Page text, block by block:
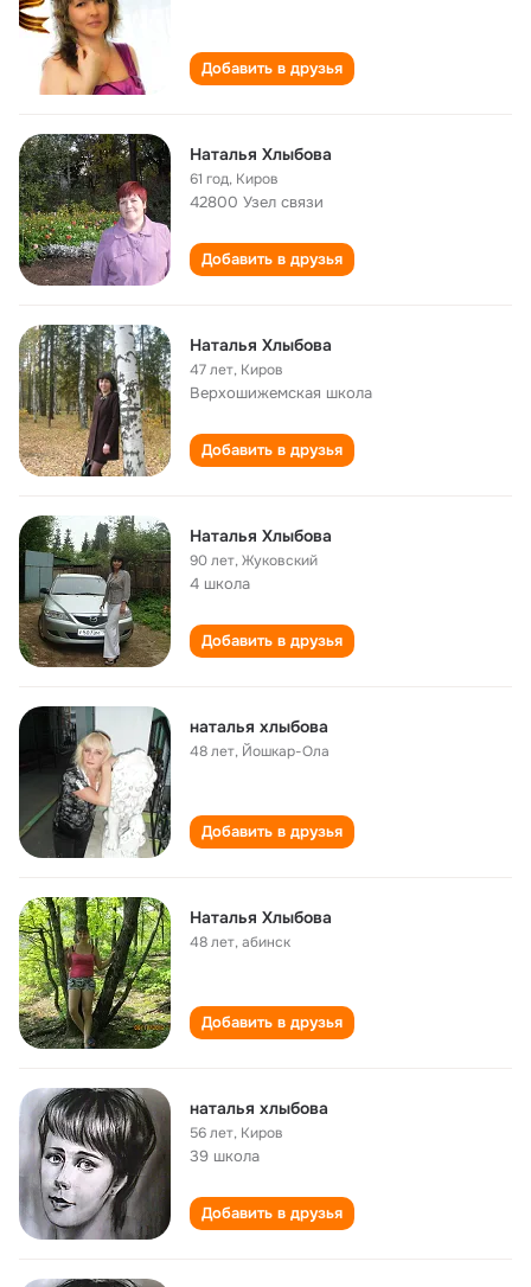
Добавить в друзья
Наталья Хлыбова
61 год, Киров
42800 Узел связи
Добавить в друзья
Наталья Хлыбова
47 лет, Киров
Верхошижемская школа
Добавить в друзья
Наталья Хлыбова
90 лет,Жуковский
4 школа
Добавить в друзья
наталья хлыбова
48 лет, Йошкар-Ола
Добавить в друзья
Наталья Хлыбова
48 лет,абинск
Добавить в друзья
наталья хлыбова
56 лет, Киров
39 школа
Добавить в друзья